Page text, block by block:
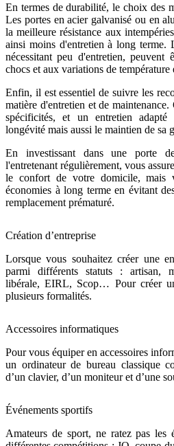
En termes de durabilité, le choix des
Les portes en acier galvanisé ou en
la meilleure résistance aux
ainsi moins d'entretien à long terme.
nécessitant peu d'entretien, peuvent
chocs et aux variations de température
Enfin, il est essentiel de suivre les
matière d'entretien et de maintenance.
spécificités, et un entretien adapté
longévité mais aussi le maintien de sa
En investissant dans une porte
l'entretenant régulièrement, vous
le confort de votre domicile, mais
économies à long terme en évitant
remplacement prématuré.
Création d’entreprise
Lorsque vous souhaitez créer une
parmi différents statuts : artisan,
libérale, EIRL, Scop… Pour créer
plusieurs formalités.
Accessoires informatiques
Pour vous équiper en accessoires
un ordinateur de bureau classique
d’un clavier, d’un moniteur et d’une
Événements sportifs
Amateurs de sport, ne ratez pas les